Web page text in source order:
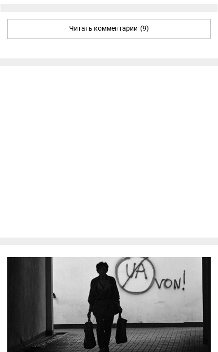
Читать комментарии (9)